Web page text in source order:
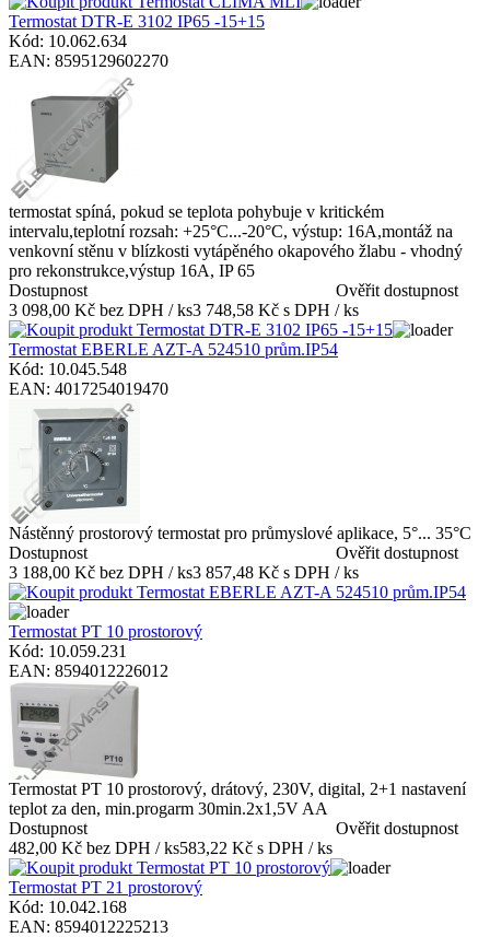
Termostat DTR-E 3102 IP65 -15+15
Kód: 10.062.634
EAN: 8595129602270
termostat spíná, pokud se teplota pohybuje v kritickém
intervalu,teplotní rozsah: +25°C...-20°C, výstup: 16A,montáž na
venkovní stěnu v blízkosti vytápěného okapového žlabu - vhodný
pro rekonstrukce,výstup 16A, IP 65
Dostupnost
Ověřit dostupnost
3 098,00 Kč bez DPH / ks3 748,58 Kč s DPH / ks
Termostat EBERLE AZT-A 524510 prům.IP54
Kód: 10.045.548
EAN: 4017254019470
Nástěnný prostorový termostat pro průmyslové aplikace, 5°... 35°C
Dostupnost
Ověřit dostupnost
3 188,00 Kč bez DPH / ks3 857,48 Kč s DPH / ks
Termostat PT 10 prostorový
Kód: 10.059.231
EAN: 8594012226012
Termostat PT 10 prostorový, drátový, 230V, digital, 2+1 nastavení
teplot za den, min.progarm 30min.2x1,5V AA
Dostupnost
Ověřit dostupnost
482,00 Kč bez DPH / ks583,22 Kč s DPH / ks
Termostat PT 21 prostorový
Kód: 10.042.168
EAN: 8594012225213